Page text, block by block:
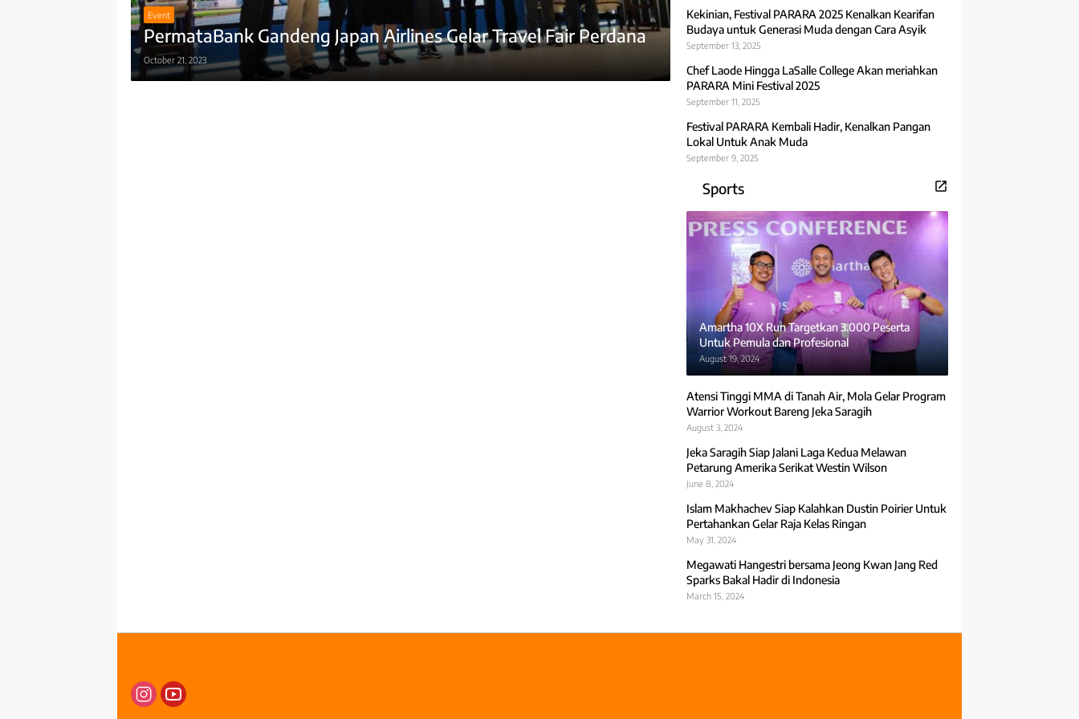
Event
PermataBank Gandeng Japan Airlines Gelar Travel Fair Perdana
October 21, 2023
Kekinian, Festival PARARA 2025 Kenalkan Kearifan
Budaya untuk Generasi Muda dengan Cara Asyik
September 13, 2025
Chef Laode Hingga LaSalle College Akan meriahkan
PARARA Mini Festival 2025
September 11, 2025
Festival PARARA Kembali Hadir, Kenalkan Pangan
Lokal Untuk Anak Muda
September 9, 2025
Sports
Amartha 10X Run Targetkan 3.000 Peserta
Untuk Pemula dan Profesional
August 19, 2024
Atensi Tinggi MMA di Tanah Air, Mola Gelar Program
Warrior Workout Bareng Jeka Saragih
August 3, 2024
Jeka Saragih Siap Jalani Laga Kedua Melawan
Petarung Amerika Serikat Westin Wilson
June 8, 2024
Islam Makhachev Siap Kalahkan Dustin Poirier Untuk
Pertahankan Gelar Raja Kelas Ringan
May 31, 2024
Megawati Hangestri bersama Jeong Kwan Jang Red
Sparks Bakal Hadir di Indonesia
March 15, 2024